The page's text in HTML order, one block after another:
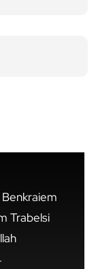
Trabelsi